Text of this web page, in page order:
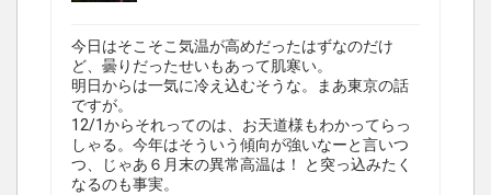
今日はそこそこ気温が高めだったはずなのだけ
ど、曇りだったせいもあって肌寒い。
明日からは一気に冷え込むそうな。まあ東京の話
ですが。
12/1からそれってのは、お天道様もわかってらっ
しゃる。今年はそういう傾向が強いなーと言いつ
つ、じゃあ６月末の異常高温は！ と突っ込みたく
なるのも事実。